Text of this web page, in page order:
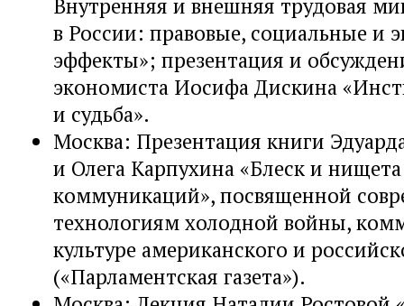
Внутренняя и внешняя трудовая
в России: правовые, социальные и
эффекты»; презентация и
экономиста Иосифа Дискина
и судьба».
Москва: Презентация книги
и Олега Карпухина «Блеск и
коммуникаций», посвященной
технологиям холодной войны,
культуре американского и
(«Парламентская газета»).